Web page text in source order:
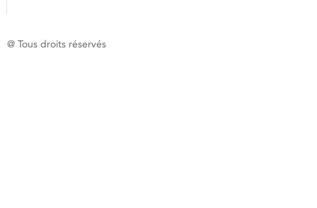
@ Tous droits réservés